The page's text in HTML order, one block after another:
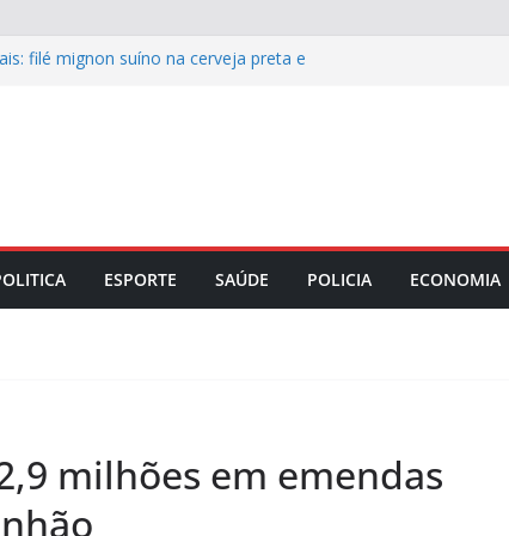
filé mignon suíno na cerveja preta e
lança capacitação para
e mesários está ocorrendo por
ESPORTE SAÚDE POLICIA ECONOMIA
milhões em emendas